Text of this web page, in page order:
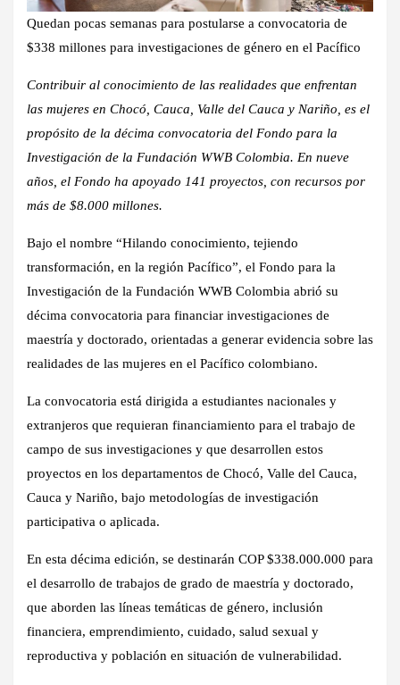
Quedan pocas semanas para postularse a convocatoria de
$338 millones para investigaciones de género en el Pacífico
Contribuir al conocimiento de las realidades que enfrentan
las mujeres en Chocó, Cauca, Valle del Cauca y Nariño, es el
propósito de la décima convocatoria del Fondo para la
Investigación de la Fundación WWB Colombia. En nueve
años, el Fondo ha apoyado 141 proyectos, con recursos por
más de $8.000 millones.
Bajo el nombre “Hilando conocimiento, tejiendo
transformación, en la región Pacífico”, el Fondo para la
Investigación de la Fundación WWB Colombia abrió su
décima convocatoria para financiar investigaciones de
maestría y doctorado, orientadas a generar evidencia sobre las
realidades de las mujeres en el Pacífico colombiano.
La convocatoria está dirigida a estudiantes nacionales y
extranjeros que requieran financiamiento para el trabajo de
campo de sus investigaciones y que desarrollen estos
proyectos en los departamentos de Chocó, Valle del Cauca,
Cauca y Nariño, bajo metodologías de investigación
participativa o aplicada.
En esta décima edición, se destinarán COP $338.000.000 para
el desarrollo de trabajos de grado de maestría y doctorado,
que aborden las líneas temáticas de género, inclusión
financiera, emprendimiento, cuidado, salud sexual y
reproductiva y población en situación de vulnerabilidad.